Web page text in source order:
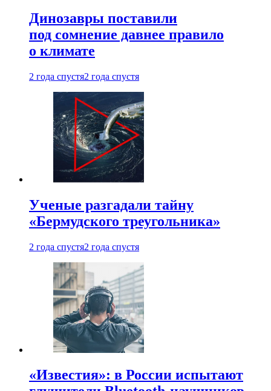
Динозавры поставили
под сомнение давнее правило
о климате
2 года спустя2 года спустя
Ученые разгадали тайну
«Бермудского треугольника»
2 года спустя2 года спустя
«Известия»: в России испытают